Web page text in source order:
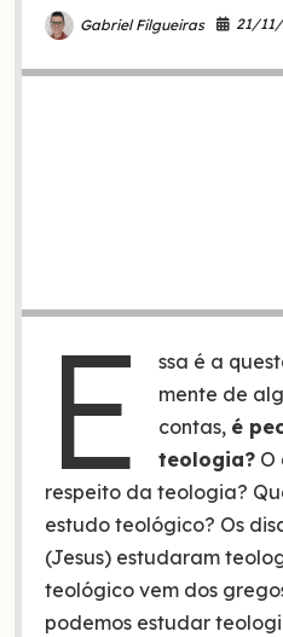
buscado?
Gabriel Filgueiras 21/
E
ssa é a
mente de
contas, é
teologia? O
respeito da teologia?
estudo teológico? Os
(Jesus) estudaram
teológico vem dos
podemos estudar